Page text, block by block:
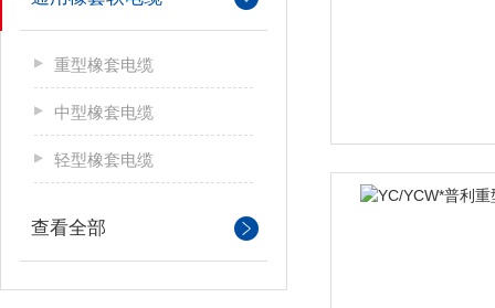
重型橡套电缆
中型橡套电缆
轻型橡套电缆
查看全部